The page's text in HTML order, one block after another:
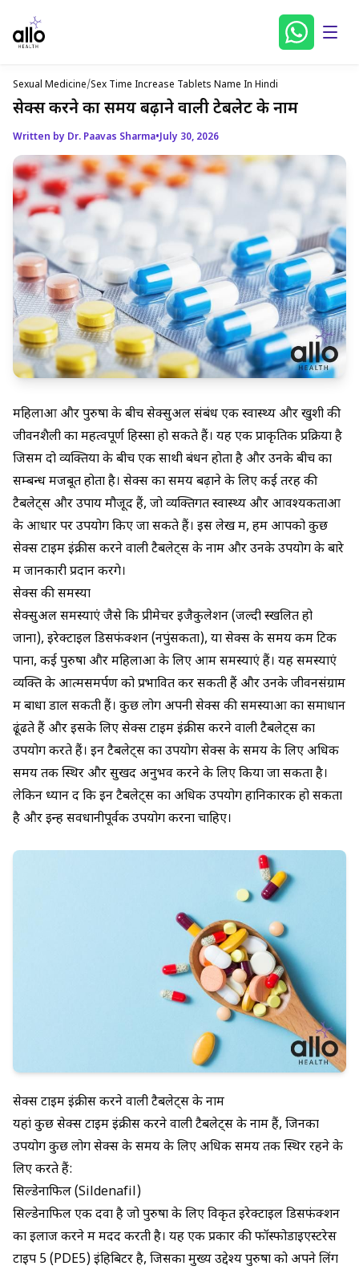
Sexual Medicine/Sex Time Increase Tablets Name In Hindi
सेक्स करने का समय बढ़ाने वाली टेबलेट के नाम
Written by Dr. Paavas Sharma•July 30, 2026
महिलाओं और पुरुषों के बीच सेक्सुअल संबंध एक स्वास्थ्य और खुशी की
जीवनशैली का महत्वपूर्ण हिस्सा हो सकते हैं। यह एक प्राकृतिक प्रक्रिया है
जिसमें दो व्यक्तियों के बीच एक साथी बंधन होता है और उनके बीच का
सम्बन्ध मजबूत होता है। सेक्स का समय बढ़ाने के लिए कई तरह की
टैबलेट्स और उपाय मौजूद हैं, जो व्यक्तिगत स्वास्थ्य और आवश्यकताओं
के आधार पर उपयोग किए जा सकते हैं। इस लेख में, हम आपको कुछ
सेक्स टाइमइंक्रीसकरने वाली टैबलेट्स के नाम और उनके उपयोग के बारे
में जानकारी प्रदान करेंगे।
सेक्स की समस्या
सेक्सुअल समस्याएं जैसे किप्रीमेचर इजैकुलेशन(जल्दी स्खलित हो
जाना), इरेक्टाइल डिसफंक्शन(नपुंसकता), या सेक्स के समय कम टिक
पाना, कई पुरुषों और महिलाओं के लिए आम समस्याएं हैं। यह समस्याएं
व्यक्ति के आत्मसमर्पण को प्रभावित कर सकती हैं और उनके जीवनसंग्राम
में बाधा डाल सकती हैं। कुछ लोग अपनी सेक्स की समस्याओं का समाधान
ढूंढते हैं और इसके लिए सेक्स टाइम इंक्रीस करने वाली टैबलेट्स का
उपयोग करते हैं। इन टैबलेट्स का उपयोग सेक्स के समय के लिए अधिक
समय तक स्थिर और सुखद अनुभव करने के लिए किया जा सकता है।
लेकिन ध्यान दें कि इन टैबलेट्स का अधिक उपयोग हानिकारक हो सकता
है और इन्हें सवधानीपूर्वक उपयोग करना चाहिए।
सेक्स टाइम इंक्रीस करने वाली टैबलेट्स के नाम
यहां कुछ सेक्स टाइम इंक्रीस करने वाली टैबलेट्स के नाम हैं, जिनका
उपयोग कुछ लोग सेक्स के समय के लिए अधिक समय तक स्थिर रहने के
लिए करते हैं:
सिल्डेनाफिल (Sildenafil)
सिल्डेनाफिलएक दवा है जो पुरुषों के लिए विकृत इरेक्टाइल डिसफंक्शन
का इलाज करने में मदद करती है। यह एक प्रकार कीफॉस्फोडाइएस्टरेस
टाइप 5 (PDE5) इंहिबिटरहै, जिसका मुख्य उद्देश्य पुरुषों को अपने लिंग